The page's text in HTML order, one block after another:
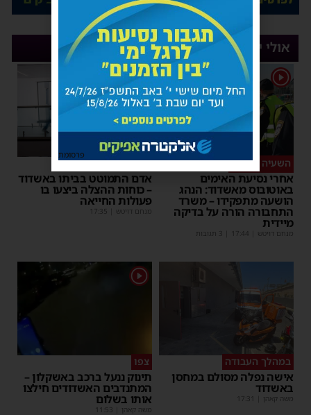
אולי יעניין אותך
1
השעיה מיידית
אחרי נסיעת האימים
באוטובוס מאשדוד: הנהג
הושעה מתפקידו – משרד
התחבורה הורה על בדיקה
מיידית
מנחם דויטש 17:44
ליבו שב לפעום
אדם התמוטט בביתו באשדוד
– כוחות ההצלה ביצעו בו
פעולות החייאה
מנחם דויטש 17:35
במהלך העבודה
אישה נפלה מסולם במחסן
באשדוד
משה קאהן 17:31
1
צפו
תינוק ננעל ברכב באשקלון –
המתנדבים האשדודים חילצו
אותו בשלום
משה קאהן 11:53
פרסומת